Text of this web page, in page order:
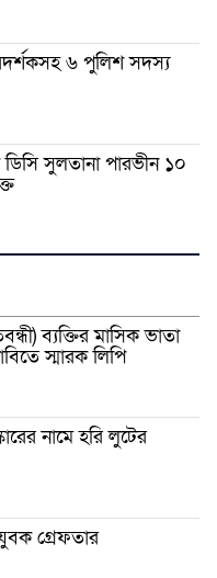
৬ পুলিশ সদস্য
ডিসি সুলতানা পারভীন ১০
ব্যক্তির মাসিক ভাতা
স্মারক লিপি
নামে হরি লুটের
গ্রেফতার